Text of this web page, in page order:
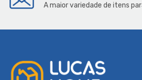
A maior variedade de itens